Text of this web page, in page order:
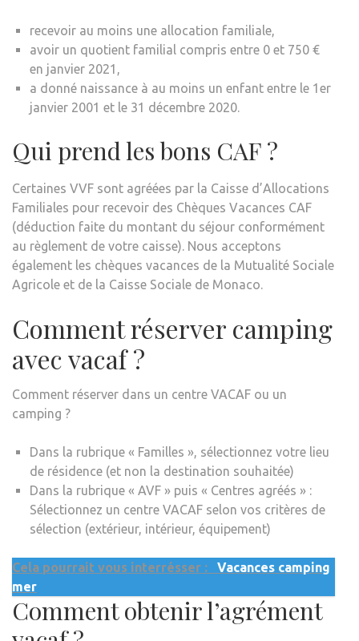
recevoir au moins une allocation familiale,
avoir un quotient familial compris entre 0 et 750 €
en janvier 2021,
a donné naissance à au moins un enfant entre le 1er
janvier 2001 et le 31 décembre 2020.
Qui prend les bons CAF ?
Certaines VVF sont agréées par la Caisse d’Allocations
Familiales pour recevoir des Chèques Vacances CAF
(déduction faite du montant du séjour conformément
au règlement de votre caisse). Nous acceptons
également les chèques vacances de la Mutualité Sociale
Agricole et de la Caisse Sociale de Monaco.
Comment réserver camping
avec vacaf ?
Comment réserver dans un centre VACAF ou un
camping ?
Dans la rubrique « Familles », sélectionnez votre lieu
de résidence (et non la destination souhaitée)
Dans la rubrique « AVF » puis « Centres agréés » :
Sélectionnez un centre VACAF selon vos critères de
sélection (extérieur, intérieur, équipement)
Cela pourrait vous interrésser :
Vacances camping
mer
Comment obtenir l’agrément